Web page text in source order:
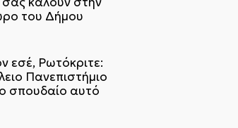
του Δήμου
εσέ, Ρωτόκριτε:
Πανεπιστήμιο
σπουδαίο αυτό